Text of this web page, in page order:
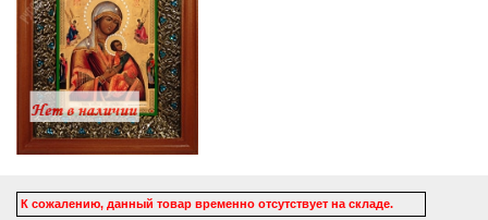
К сожалению, данный товар временно отсутствует на складе.